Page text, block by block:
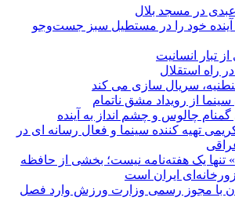
در
عبدی در مسجد بلال
، آینده خود را در مستطیل سبز جست‌وجو
تبار انسانیت
راه استقلال
سریال سازی می کند
سینما از رویداد مشق ناتمام
چالوس و چشم انداز به آینده
تهیه کننده سینما و فعال رسانه ای در
تنها یک هفته‌نامه نیست؛ بخشی از حافظه
ایران است
با مجوز رسمی وزارت ورزش وارد فصل